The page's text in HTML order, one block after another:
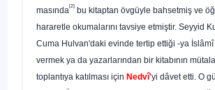
masında[2] bu kitaptan övgüyle bahsetmiş ve
hararetle okumalarını tavsiye etmiştir. Seyyid
Cuma Hulvan'daki evinde tertip ettiği -ya
vermek ya da yazarlarından bir kitabının
toplantıya katılması için Nedvî'yi dâvet etti. O